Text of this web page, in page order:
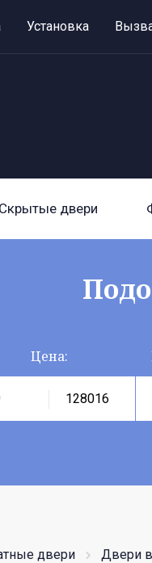
Установка
Скрытые двери
Цена:
двери Двери